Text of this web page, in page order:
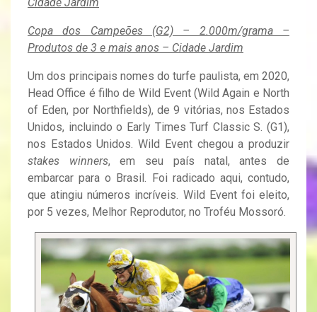
Copa dos Campeões (G2) – 2.000m/grama –
Produtos de 3 e mais anos – Cidade Jardim
Um dos principais nomes do turfe paulista, em 2020,
Head Office é filho de Wild Event (Wild Again e North
of Eden, por Northfields), de 9 vitórias, nos Estados
Unidos, incluindo o Early Times Turf Classic S. (G1),
nos Estados Unidos. Wild Event chegou a produzir
stakes winners, em seu país natal, antes de
embarcar para o Brasil. Foi radicado aqui, contudo,
que atingiu números incríveis. Wild Event foi eleito,
por 5 vezes, Melhor Reprodutor, no Troféu Mossoró.